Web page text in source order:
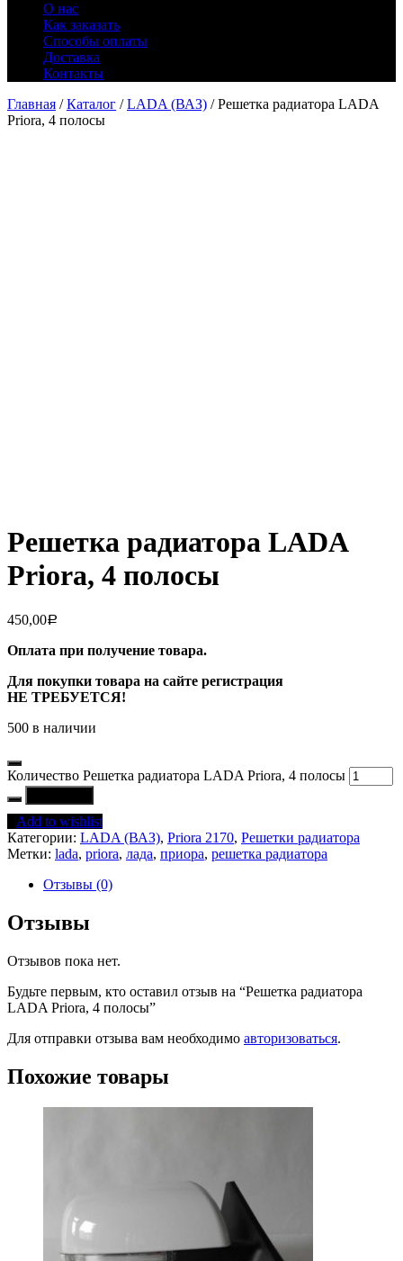
О нас
Как заказать
Способы оплаты
Доставка
Контакты
Главная /Каталог /LADA (ВАЗ) / Решетка радиатора LADA
Priora, 4 полосы
Решетка радиатора LADA
Priora, 4 полосы
450,00Р
Оплата при получение товара.
Для покупки товара на сайте регистрация
НЕ ТРЕБУЕТСЯ!
500 в наличии
Количество Решетка радиатора LADA Priora, 4 полосы
Add to wishlist
Категории: LADA (ВАЗ), Priora 2170, Решетки радиатора
Метки: lada, priora, лада, приора, решетка радиатора
Отзывы (0)
Отзывы
Отзывов пока нет.
Будьте первым, кто оставил отзыв на “Решетка радиатора
LADA Priora, 4 полосы”
Для отправки отзыва вам необходимо авторизоваться.
Похожие товары